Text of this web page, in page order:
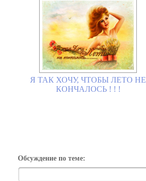
Я ТАК ХОЧУ, ЧТОБЫ ЛЕТО НЕ
КОНЧАЛОСЬ ! ! !
Обсуждение по теме: